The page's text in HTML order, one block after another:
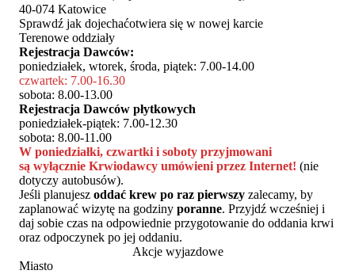
40-074 Katowice
Sprawdź jak dojechaćotwiera się w nowej karcie
Terenowe oddziały
Rejestracja Dawców:
poniedziałek, wtorek, środa, piątek: 7.00-14.00
czwartek: 7.00-16.30
sobota: 8.00-13.00
Rejestracja Dawców płytkowych
poniedziałek-piątek: 7.00-12.30
sobota: 8.00-11.00
W poniedziałki, czwartki i soboty przyjmowani
są wyłącznie Krwiodawcy umówieni przez Internet! (nie
dotyczy autobusów).
Jeśli planujesz oddać krew po raz pierwszy zalecamy, by
zaplanować wizytę na godziny poranne. Przyjdź wcześniej i
daj sobie czas na odpowiednie przygotowanie do oddania krwi
oraz odpoczynek po jej oddaniu.
Akcje wyjazdowe
Miasto